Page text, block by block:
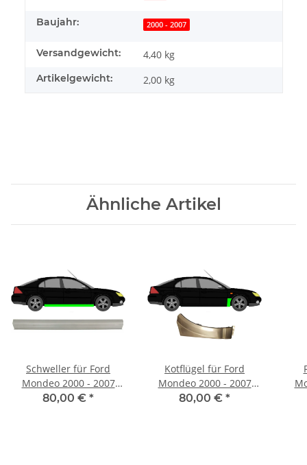
Baujahr: 2000 - 2007
Versandgewicht: 4,40 kg
Artikelgewicht: 2,00 kg
Ähnliche Artikel
Schweller für Ford
Mondeo 2000 - 2007
rechts
80,00 € *
Kotflügel für Ford
Mondeo 2000 - 2007
vorne rechts
80,00 € *